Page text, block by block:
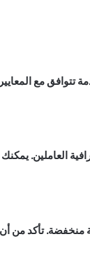
تتوافق مع
العاملين.
منخفضة. تأكد من